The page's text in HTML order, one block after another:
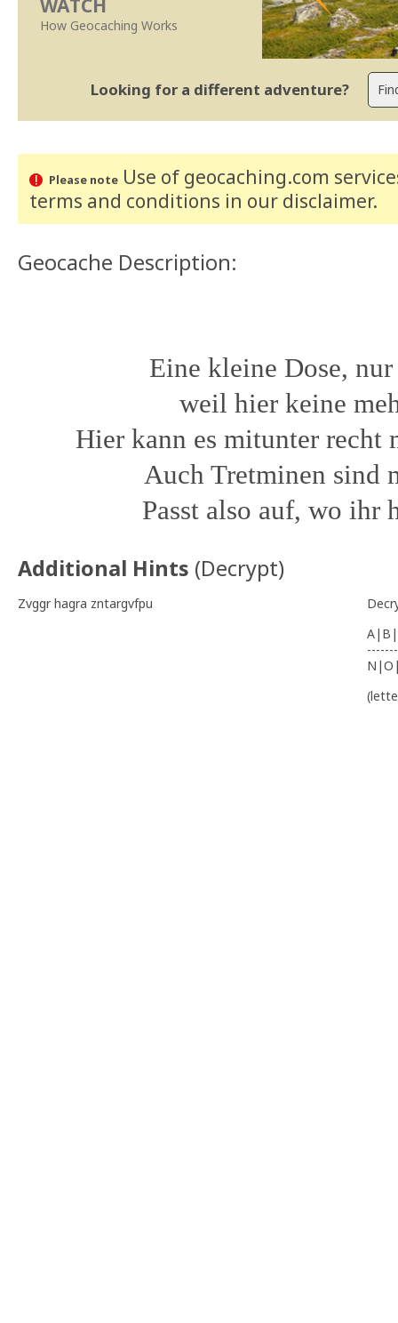
WATCH
How Geocaching Works
Looking for a different adventure?
Please noteUse of geocaching.com
terms and conditions in our disclaimer.
Geocache Description:
Eine kleine Dose,
weil hier keine
Hier kann es mitunter recht
Auch Tretminen sind
Passt also auf, wo ihr
Additional Hints (Decrypt)
Zvggr hagra zntargvfpu